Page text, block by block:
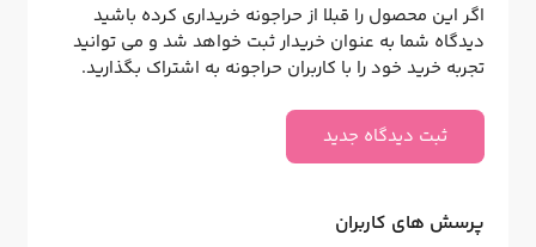
اگر این محصول را قبلا از حراجونه خریداری کرده باشید
دیدگاه شما به عنوان خریدار ثبت خواهد شد و می توانید
تجربه خرید خود را با کاربران حراجونه به اشتراک بگذارید.
ثبت دیدگاه جدید
پرسش های کاربران